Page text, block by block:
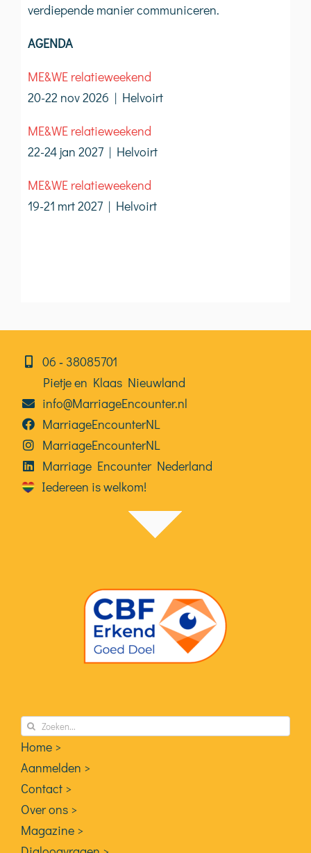
verdiepende manier communiceren.
AGENDA
ME&WE relatieweekend
20-22 nov 2026 | Helvoirt
ME&WE relatieweekend
22-24 jan 2027 | Helvoirt
ME&WE relatieweekend
19-21 mrt 2027 | Helvoirt
06⁠⁠ ‑ 38085701
Pietje en Klaas Nieuwland
info@MarriageEncounter.nl
MarriageEncounterNL
MarriageEncounterNL
Marriage Encounter Nederland
Iedereen is welkom!
Zoeken
naar:
Home >
Aanmelden >
Contact >
Over ons >
Magazine >